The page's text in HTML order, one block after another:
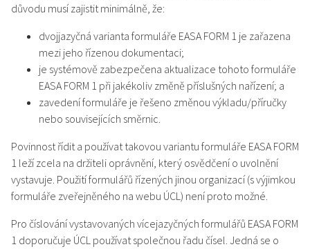
důvodu musí zajistit minimálně, že:
dvojjazyčná varianta formuláře EASA FORM 1 je zařazena
mezi jeho řízenou dokumentaci;
je systémově zabezpečena aktualizace tohoto formuláře
EASA FORM 1 při jakékoliv změně příslušných nařízení; a
zavedení formuláře je řešeno změnou výkladu/příručky
nebo souvisejících směrnic.
Povinnost řídit a používat takovou variantu formuláře EASA FORM
1 leží zcela na držiteli oprávnění, který osvědčení o uvolnění
vystavuje. Použití formulářů řízených jinou organizací (s výjimkou
formuláře zveřejněného na webu ÚCL) není proto možné.
Pro číslování vystavovaných vícejazyčných formulářů EASA FORM
1 doporučuje ÚCL používat společnou řadu čísel. Jedná se o